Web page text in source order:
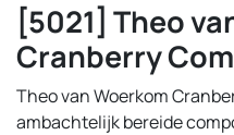
[5021] Theo
Cranberry
Theo van Woerkom
ambachtelijk bereide